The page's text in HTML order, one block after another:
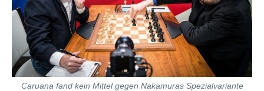
Caruana fand kein Mittel gegen Nakamuras Spezialvariante